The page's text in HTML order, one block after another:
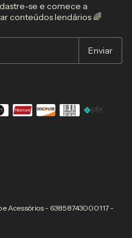
se e comece a
conteúdos lendários 🌈
e Acessórios - 63858743000117 -